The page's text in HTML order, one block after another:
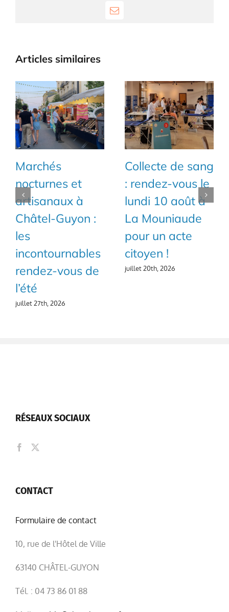
Email
Articles similaires
Géologix revient
pour son 70ème
salon des
minéraux à
Châtel-Guyon !
juillet 19th, 2026
La Soirée 100%
Jeunes de retour
pour sa 7ème
édition !
juillet 18th, 2026
10, rue de l'Hôtel de Ville
63140 CHÂTEL-GUYON
Tél. : 04 73 86 01 88
Mail : mairie@chatel-guyon.fr